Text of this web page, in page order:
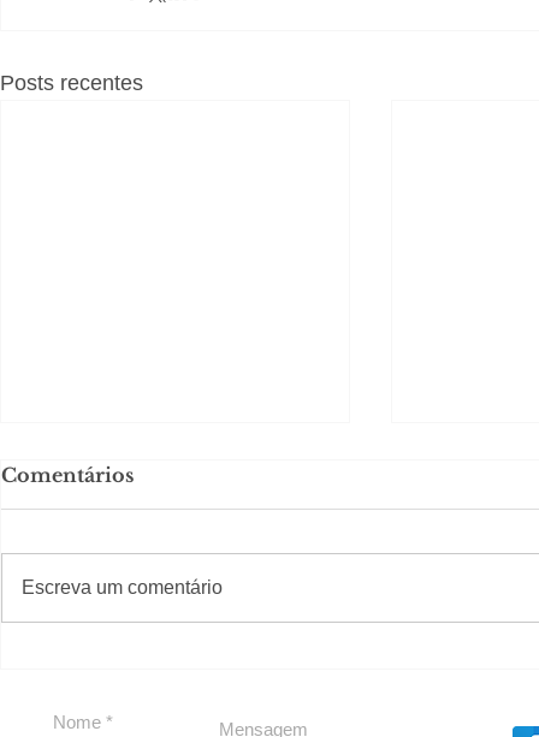
Posts recentes
reforçam apoio a
Comentários
Escreva um comentário
#Sugestões